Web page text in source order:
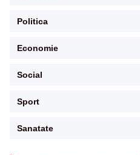
Politica
Economie
Social
Sport
Sanatate